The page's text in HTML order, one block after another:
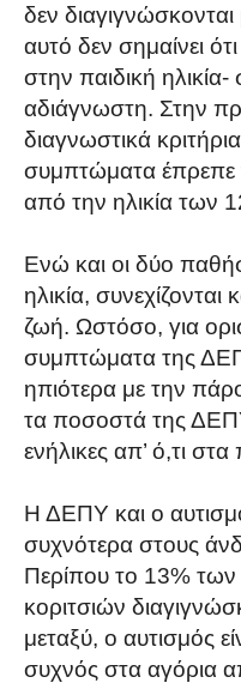
δεν
αυτό δεν σημαίνει
στην παιδική ηλικία-
αδιάγνωστη. Στην
διαγνωστικά
συμπτώματα έπρεπε
από την ηλικία των
Ενώ και οι δύο
ηλικία, συνεχίζονται
ζωή. Ωστόσο, για
συμπτώματα της
ηπιότερα με την
τα ποσοστά της
ενήλικες απ’ ό,τι στα
Η ΔΕΠΥ και ο
συχνότερα στους
Περίπου το 13%
κοριτσιών
μεταξύ, ο αυτισμός
συχνός στα αγόρια